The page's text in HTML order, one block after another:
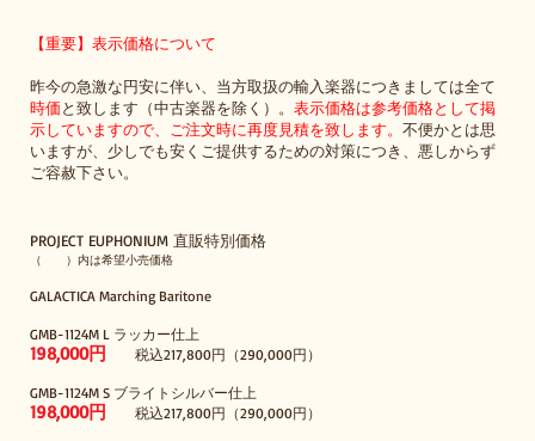
【重要】表示価格について
昨今の急激な円安に伴い、当方取扱の輸入楽器につきましては全て
時価と致します（中古楽器を除く）。 表示価格は参考価格として掲
示していますので、ご注文時に再度見積を致します。 不便かとは思
いますが、少しでも安くご提供するための対策につき、悪しからず
ご容赦下さい。
PROJECT EUPHONIUM 直販特別価格
（ ）内は希望小売価格
GALACTICA Marching Baritone
GMB-1124M L ラッカー仕上
198,000円 税込217,800円（290,000円）
GMB-1124M S ブライトシルバー仕上
198,000円 税込217,800円（290,000円）